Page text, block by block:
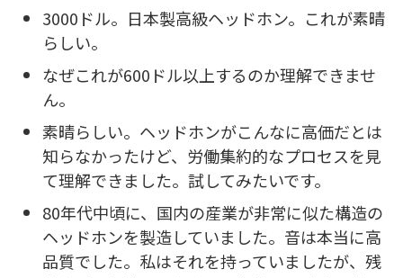
3000ドル。日本製高級ヘッドホン。これが素晴
らしい。
なぜこれが600ドル以上するのか理解できませ
ん。
素晴らしい。ヘッドホンがこんなに高価だとは
知らなかったけど、労働集約的なプロセスを見
て理解できました。試してみたいです。
80年代中頃に、国内の産業が非常に似た構造の
ヘッドホンを製造していました。音は本当に高
品質でした。私はそれを持っていましたが、残